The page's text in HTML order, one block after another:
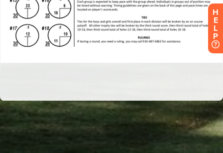
H
E
L
P